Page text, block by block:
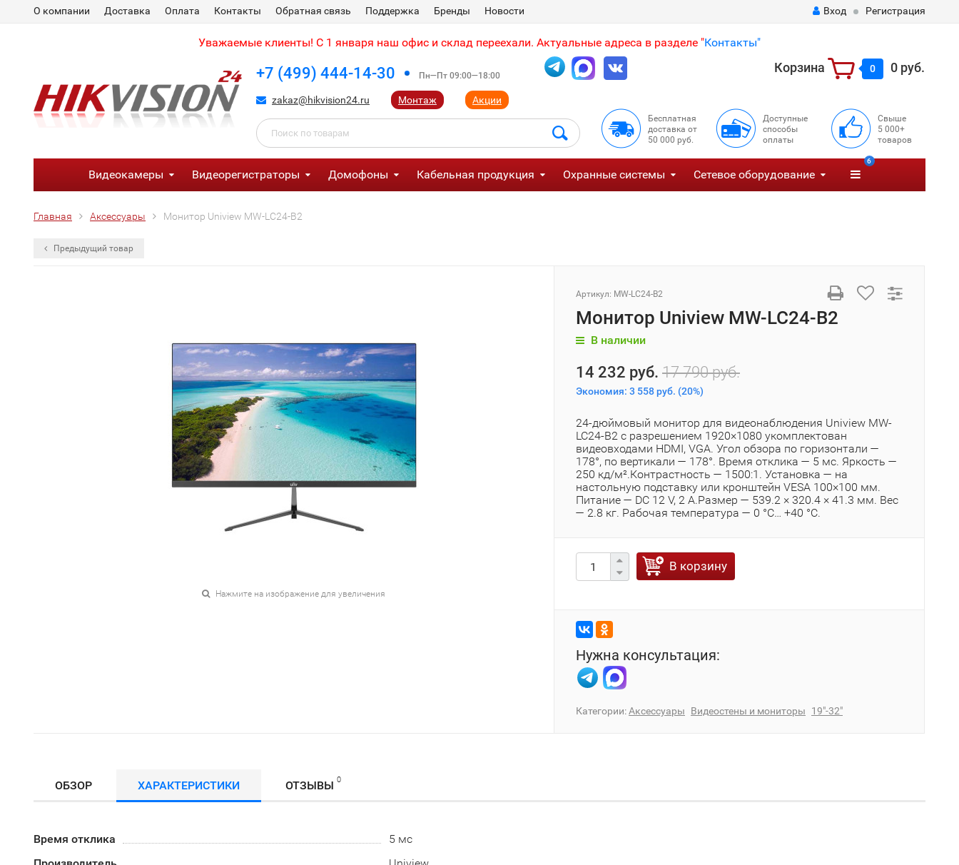
О компании Доставка Оплата Контакты Обратная связь Поддержка Бренды Новости Вход Регистрация
Уважаемые клиенты! С 1 января наш офис и склад переехали. Актуальные адреса в разделе "Контакты"
+7 (499) 444-14-30 Пн—Пт 09:00—18:00
zakaz@hikvision24.ru Монтаж Акции
Корзина 0 0 руб.
Бесплатная
доставка от
50 000 руб.
Доступные
способы
оплаты
Свыше
5 000+
товаров
Видеокамеры Видеорегистраторы Домофоны Кабельная продукция Охранные системы Сетевое оборудование
6
Главная Аксессуары Монитор Uniview MW-LC24-B2
Предыдущий товар
Нажмите на изображение для увеличения
Артикул: MW-LC24-B2
Монитор Uniview MW-LC24-B2
В наличии
14 232 руб. 17 790 руб.
Экономия: 3 558 руб. (20%)
24-дюймовый монитор для видеонаблюдения Uniview MW-
LC24-B2 с разрешением 1920×1080 укомплектован
видеовходами HDMI, VGA. Угол обзора по горизонтали —
178°, по вертикали — 178°. Время отклика — 5 мс. Яркость —
250 кд/м².Контрастность — 1500:1. Установка — на
настольную подставку или кронштейн VESA 100×100 мм.
Питание — DC 12 V, 2 A.Размер — 539.2 × 320.4 × 41.3 мм. Вес
— 2.8 кг. Рабочая температура — 0 °C… +40 °C.
В корзину
Нужна консультация:
Категории:Аксессуары Видеостены и мониторы 19"-32"
ОБЗОР ХАРАКТЕРИСТИКИ ОТЗЫВЫ 0
Время отклика
5 мс